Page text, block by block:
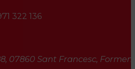
322 136
07860 Sant Francesc,